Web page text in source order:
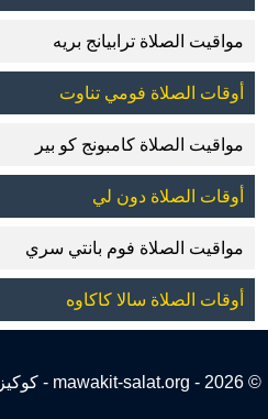
مواقيت الصلاة ترابيانج بريه
أوقات الصلاة فومي تناوت
مواقيت الصلاة كامبونج كو بير
أوقات الصلاة دون لي
مواقيت الصلاة فوم بانتي سري
أوقات الصلاة سالا كاكاوه
© 2026 - mawakit-salat.org - كوكيز